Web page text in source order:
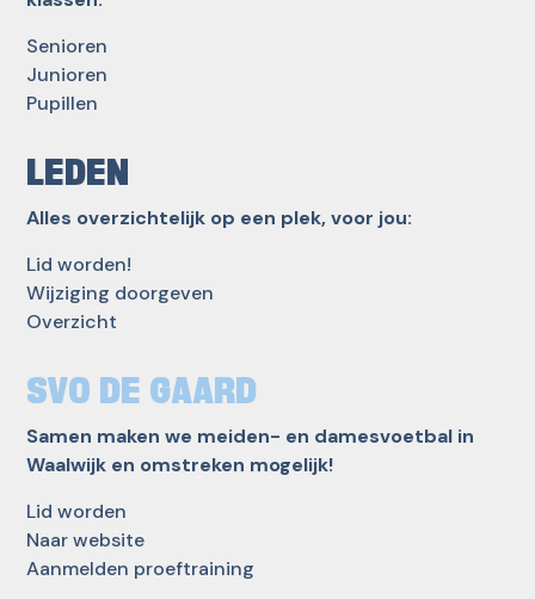
Senioren
Junioren
Pupillen
LEDEN
Alles overzichtelijk op een plek, voor jou:
Lid worden!
Wijziging doorgeven
Overzicht
SVO DE GAARD
Samen maken we meiden- en damesvoetbal in
Waalwijk en omstreken mogelijk!
Lid worden
Naar website
Aanmelden proeftraining